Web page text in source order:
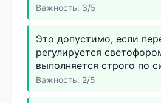
Важность: 3/5
Это допустимо, если
регулируется
выполняется строго по
Важность: 2/5